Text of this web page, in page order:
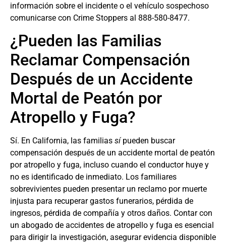
información sobre el incidente o el vehículo sospechoso
comunicarse con Crime Stoppers al 888-580-8477.
¿Pueden las Familias
Reclamar Compensación
Después de un Accidente
Mortal de Peatón por
Atropello y Fuga?
Sí. En California, las familias sípueden buscar
compensación después de un accidente mortal de peatón
por atropello y fuga, incluso cuando el conductor huye y
no es identificado de inmediato. Los familiares
sobrevivientes pueden presentar un reclamo por muerte
injusta para recuperar gastos funerarios, pérdida de
ingresos, pérdida de compañía y otros daños. Contar con
un abogado de accidentes de atropello y fuga es esencial
para dirigir la investigación, asegurar evidencia disponible